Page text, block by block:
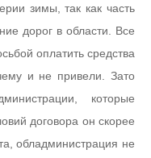
зимы, так как часть
дорог в области. Все
оплатить средства
и не привели. Зато
которые
договора он скорее
обладминистрация не